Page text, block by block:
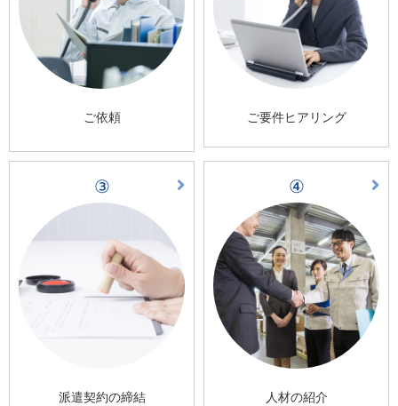
ご依頼 ご要件ヒアリング
③
派遣契約の締結
④
人材の紹介